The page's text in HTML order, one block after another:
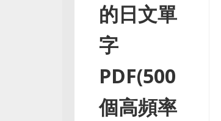
的日文單
字
PDF(500
個高頻率